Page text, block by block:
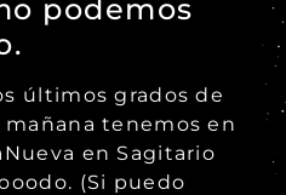
podemos
últimos grados de
tenemos en
en Sagitario
(Si puedo